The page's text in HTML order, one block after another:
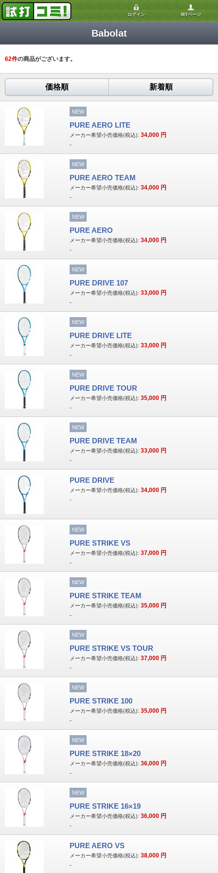
ログイン MYページ
Babolat
62件の商品がございます。
価格順 新着順
NEW
PURE AERO LITE
メーカー希望小売価格(税込): 34,000 円
-
NEW
PURE AERO TEAM
メーカー希望小売価格(税込): 34,000 円
-
NEW
PURE AERO
メーカー希望小売価格(税込): 34,000 円
-
NEW
PURE DRIVE 107
メーカー希望小売価格(税込): 33,000 円
-
NEW
PURE DRIVE LITE
メーカー希望小売価格(税込): 33,000 円
-
NEW
PURE DRIVE TOUR
メーカー希望小売価格(税込): 35,000 円
-
NEW
PURE DRIVE TEAM
メーカー希望小売価格(税込): 33,000 円
-
PURE DRIVE
メーカー希望小売価格(税込): 34,000 円
-
NEW
PURE STRIKE VS
メーカー希望小売価格(税込): 37,000 円
-
NEW
PURE STRIKE TEAM
メーカー希望小売価格(税込): 35,000 円
-
NEW
PURE STRIKE VS TOUR
メーカー希望小売価格(税込): 37,000 円
-
NEW
PURE STRIKE 100
メーカー希望小売価格(税込): 35,000 円
-
NEW
PURE STRIKE 18×20
メーカー希望小売価格(税込): 36,000 円
-
NEW
PURE STRIKE 16×19
メーカー希望小売価格(税込): 36,000 円
-
PURE AERO VS
メーカー希望小売価格(税込): 38,000 円
-